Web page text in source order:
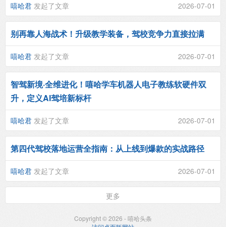
嘻哈君 发起了文章 2026-07-01
别再靠人海战术！升级教学装备，驾校竞争力直接拉满
嘻哈君 发起了文章 2026-07-01
智驾新境·全维进化！嘻哈学车机器人电子教练软硬件双
升，定义AI驾培新标杆
嘻哈君 发起了文章 2026-07-01
第四代驾校落地运营全指南：从上线到爆款的实战路径
嘻哈君 发起了文章 2026-07-01
更多
Copyright © 2026 - 嘻哈头条